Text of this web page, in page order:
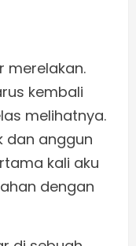
merelakan.
kembali
melihatnya.
dan anggun
kali aku
dengan